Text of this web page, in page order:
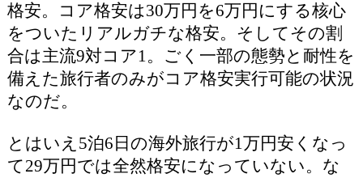
格安。コア格安は30万円を6万円にする核心
をついたリアルガチな格安。そしてその割
合は主流9対コア1。ごく一部の態勢と耐性を
備えた旅行者のみがコア格安実行可能の状況
なのだ。
とはいえ5泊6日の海外旅行が1万円安くなっ
て29万円では全然格安になっていない。な